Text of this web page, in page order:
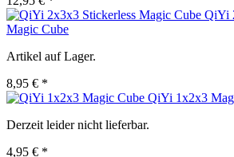
QiYi
Magic Cube
Artikel auf Lager.
8,95 € *
QiYi 1x2x3
Derzeit leider nicht lieferbar.
4,95 € *